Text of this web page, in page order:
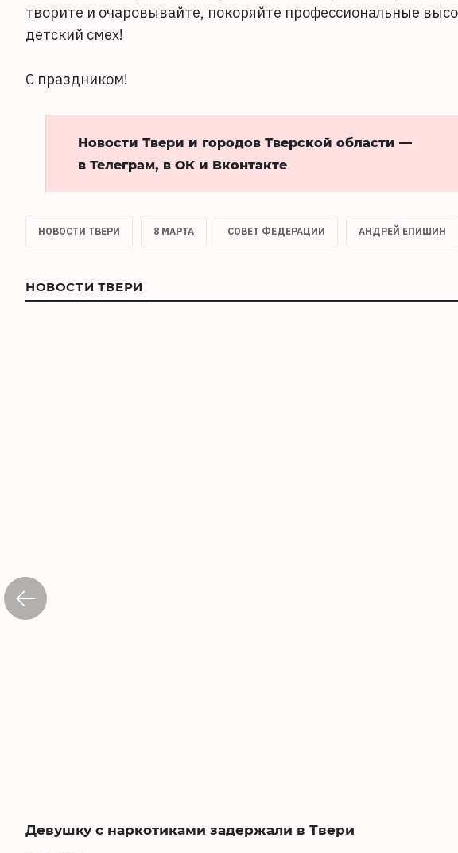
творите и очаровывайте, покоряйте профессиональные
детский смех!
С праздником!
Новости Твери и городов Тверской области —
в Телеграм, в ОК и Вконтакте
НОВОСТИ ТВЕРИ 8 МАРТА СОВЕТ ФЕДЕРАЦИИ АНДРЕЙ ЕПИШИН
НОВОСТИ ТВЕРИ
Девушку с наркотиками задержали в Твери